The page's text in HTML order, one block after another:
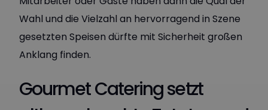
Wahl und die Vielzahl an hervorragend in Szene
gesetzten Speisen dürfte mit Sicherheit großen
Anklang finden.
Gourmet Catering setzt